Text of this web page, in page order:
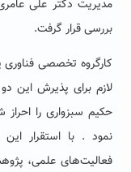
مدیریت دکتر علی
بررسی قرار گرفت.
کارگروه تخصصی فناوری
لازم برای پذیرش این
حکیم سبزواری را
نمود . با استقرار
فعالیت‌های علمی،